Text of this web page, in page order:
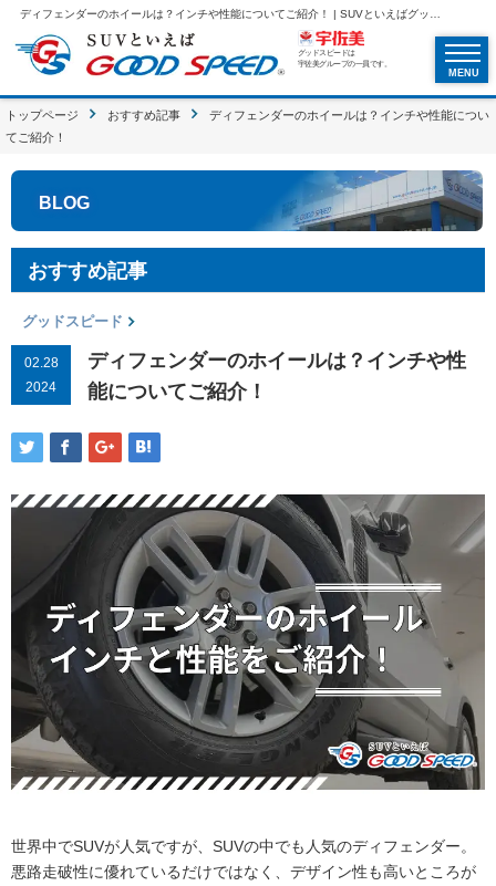
グッドスピードは
宇佐美グループの一員です。
MENU
トップページ おすすめ記事
ディフェンダーのホイールは？インチや性能につい
てご紹介！
BLOG
おすすめ記事
グッドスピード
02.28
2024
ディフェンダーのホイールは？インチや性
能についてご紹介！
世界中でSUVが人気ですが、SUVの中でも人気のディフェンダー。
悪路走破性に優れているだけではなく、デザイン性も高いところが